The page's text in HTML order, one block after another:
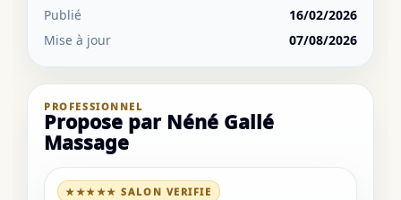
Publié
16/02/2026
Mise à jour
07/08/2026
PROFESSIONNEL
Propose par Néné Gallé
Massage
★★★★★ SALON VERIFIE